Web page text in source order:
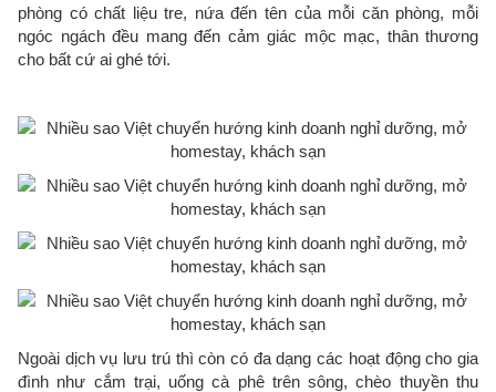
phòng có chất liệu tre, nứa đến tên của mỗi căn phòng, mỗi
ngóc ngách đều mang đến cảm giác mộc mạc, thân thương
cho bất cứ ai ghé tới.
Ngoài dịch vụ lưu trú thì còn có đa dạng các hoạt động cho gia
đình như cắm trại, uống cà phê trên sông, chèo thuyền thu